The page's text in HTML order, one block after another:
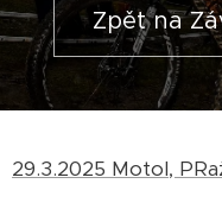
Zpět na
29.3.2025 Motol,